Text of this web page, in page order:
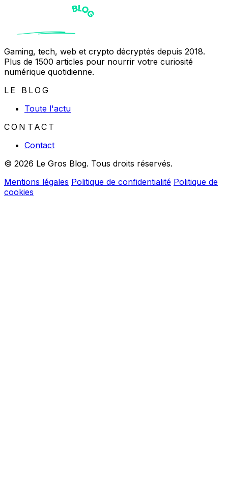
Gaming, tech, web et crypto décryptés depuis 2018.
Plus de 1500 articles pour nourrir votre curiosité
numérique quotidienne.
LE BLOG
Toute l'actu
CONTACT
Contact
© 2026 Le Gros Blog. Tous droits réservés.
Mentions légales Politique de confidentialité Politique de
cookies